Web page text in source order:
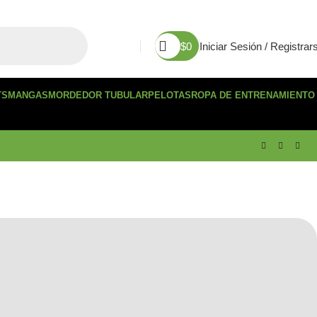
$0 Iniciar Sesión /
MANGAS MORDEDOR TUBULARPELOTAS ROPA DE ENTRENAMIENTO